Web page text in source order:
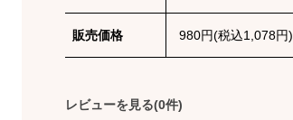
販売価格 980円(税込1,078円)
レビューを見る(0件)